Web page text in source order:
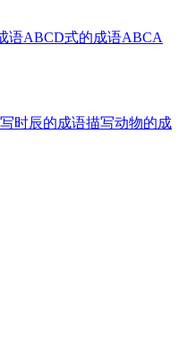
语ABCD式的成语ABCA
时辰的成语描写动物的成